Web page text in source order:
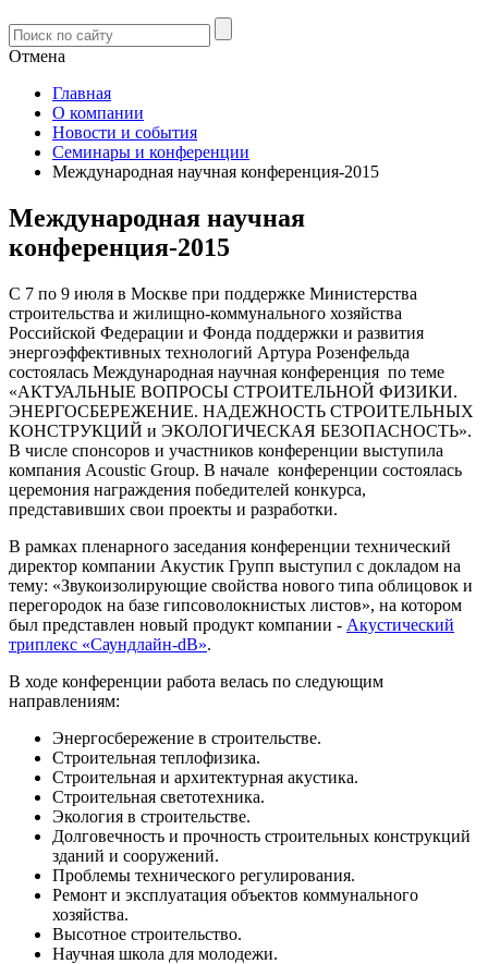
Отмена
Главная
О компании
Новости и события
Семинары и конференции
Международная научная конференция-2015
Международная научная
конференция-2015
С 7 по 9 июля в Москве при поддержке Министерства
строительства и жилищно-коммунального хозяйства
Российской Федерации и Фонда поддержки и развития
энергоэффективных технологий Артура Розенфельда
состоялась Международная научная конференция по теме
«АКТУАЛЬНЫЕ ВОПРОСЫ СТРОИТЕЛЬНОЙ ФИЗИКИ.
ЭНЕРГОСБЕРЕЖЕНИЕ. НАДЕЖНОСТЬ СТРОИТЕЛЬНЫХ
КОНСТРУКЦИЙ и ЭКОЛОГИЧЕСКАЯ БЕЗОПАСНОСТЬ».
В числе спонсоров и участников конференции выступила
компания Acoustic Group. В начале конференции состоялась
церемония награждения победителей конкурса,
представивших свои проекты и разработки.
В рамках пленарного заседания конференции технический
директор компании Акустик Групп выступил с докладом на
тему: «Звукоизолирующие свойства нового типа облицовок и
перегородок на базе гипсоволокнистых листов», на котором
был представлен новый продукт компании - Акустический
триплекс «Саундлайн-dB».
В ходе конференции работа велась по следующим
направлениям:
Энергосбережение в строительстве.
Строительная теплофизика.
Строительная и архитектурная акустика.
Строительная светотехника.
Экология в строительстве.
Долговечность и прочность строительных конструкций
зданий и сооружений.
Проблемы технического регулирования.
Ремонт и эксплуатация объектов коммунального
хозяйства.
Высотное строительство.
Научная школа для молодежи.